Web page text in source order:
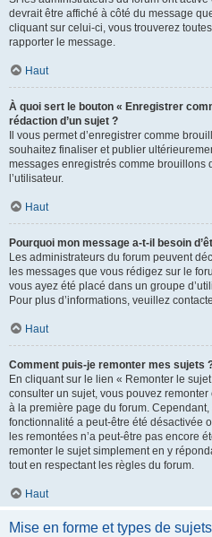
devrait être affiché à côté du message
cliquant sur celui-ci, vous trouverez
rapporter le message.
Haut
À quoi sert le bouton « Enregistrer
rédaction d’un sujet ?
Il vous permet d’enregistrer comme
souhaitez finaliser et publier
messages enregistrés comme brouillons
l’utilisateur.
Haut
Pourquoi mon message a-t-il besoin
Les administrateurs du forum peuvent
les messages que vous rédigez sur le
vous ayez été placé dans un groupe
Pour plus d’informations, veuillez
Haut
Comment puis-je remonter mes sujets
En cliquant sur le lien « Remonter le
consulter un sujet, vous pouvez
à la première page du forum.
fonctionnalité a peut-être été désactivée
les remontées n’a peut-être pas encore
remonter le sujet simplement en y
tout en respectant les règles du forum.
Haut
Mise en forme et types de sujets